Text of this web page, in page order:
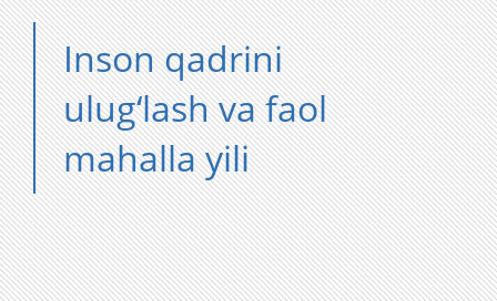
Inson qadrini
ulug‘lash va faol
mahalla yili